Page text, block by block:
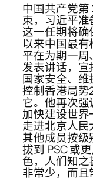
中国共产党
束，习近平
这一任期将
以来中国最
平在为期一
发表讲话，宣
国家安全、
控制香港局势
它。他再次
加快建设世界
走进北京人
其他成员按
拔到 PSC 或
色，人们知
非常少，而